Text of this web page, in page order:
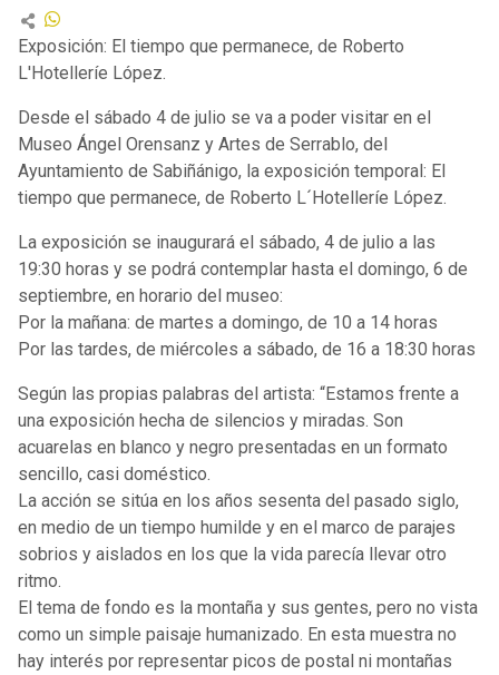
Exposición: El tiempo que permanece, de Roberto
L'Hotelleríe López.
Desde el sábado 4 de julio se va a poder visitar en el
Museo Ángel Orensanz y Artes de Serrablo, del
Ayuntamiento de Sabiñánigo, la exposición temporal: El
tiempo que permanece, de Roberto L´Hotelleríe López.
La exposición se inaugurará el sábado, 4 de julio a las
19:30 horas y se podrá contemplar hasta el domingo, 6 de
septiembre, en horario del museo:
Por la mañana: de martes a domingo, de 10 a 14 horas
Por las tardes, de miércoles a sábado, de 16 a 18:30 horas
Según las propias palabras del artista: “Estamos frente a
una exposición hecha de silencios y miradas. Son
acuarelas en blanco y negro presentadas en un formato
sencillo, casi doméstico.
La acción se sitúa en los años sesenta del pasado siglo,
en medio de un tiempo humilde y en el marco de parajes
sobrios y aislados en los que la vida parecía llevar otro
ritmo.
El tema de fondo es la montaña y sus gentes, pero no vista
como un simple paisaje humanizado. En esta muestra no
hay interés por representar picos de postal ni montañas